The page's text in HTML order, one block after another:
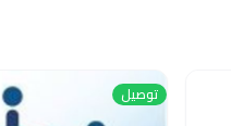
توصيل